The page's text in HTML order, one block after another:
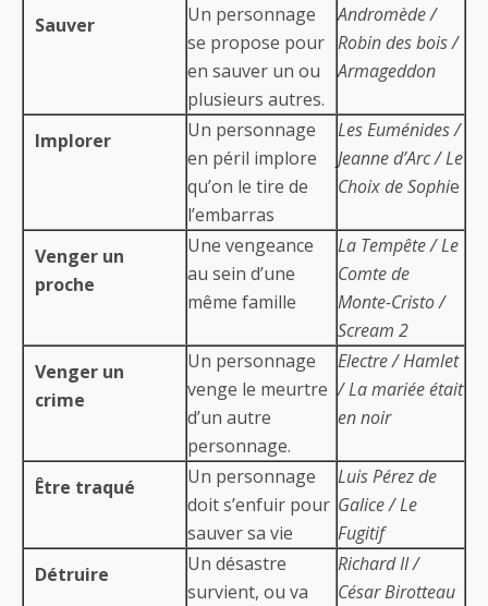
Sauver
Un personnage
se propose pour
en sauver un ou
plusieurs autres.
Andromède /
Robin des bois /
Armageddon
Implorer
Un personnage
en péril implore
qu’on le tire de
l’embarras
Les Euménides /
Jeanne d’Arc / Le
Choix de Sophie
Venger un
proche
Une vengeance
au sein d’une
même famille
La Tempête / Le
Comte de
Monte-Cristo /
Scream 2
Venger un
crime
Un personnage
venge le meurtre
d’un autre
personnage.
Electre / Hamlet
/ La mariée était
en noir
Être traqué
Un personnage
doit s’enfuir pour
sauver sa vie
Luis Pérez de
Galice / Le
Fugitif
Détruire
Un désastre
survient, ou va
Richard II /
César Birotteau